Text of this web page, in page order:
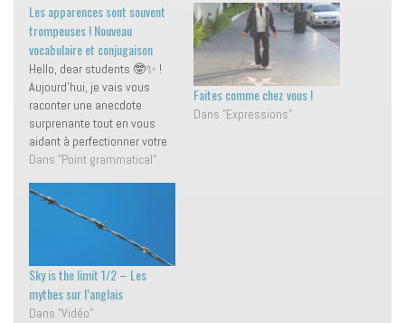
Les apparences sont souvent
trompeuses ! Nouveau
vocabulaire et conjugaison
Hello, dear students 🤓✨ !
Aujourd'hui, je vais vous
raconter une anecdote
surprenante tout en vous
aidant à perfectionner votre
anglais avec de nouveaux
J'ai récemment rencontré
une influenceuse et ce
qu'elle m'a dit m'a vraiment
choquée.😲 Mais avant de
commencer, pensez à vous
abonner…
Dans "Point grammatical"
Faites comme chez vous !
Dans "Expressions"
Sky is the limit 1/2 – Les
mythes sur l’anglais
Dans "Vidéo"